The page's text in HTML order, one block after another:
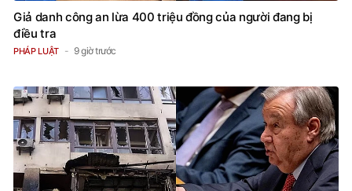
Giả danh công an lừa 400 triệu đồng của người đang bị
điều tra
PHÁP LUẬT 9 giờ trước